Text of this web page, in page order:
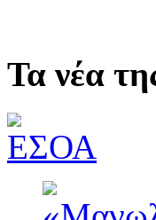
Τα νέα